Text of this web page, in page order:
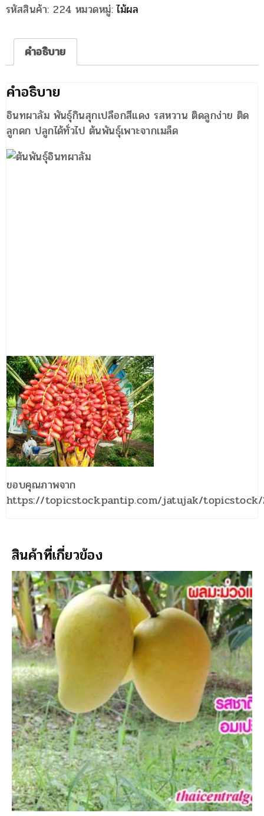
ผาลั
ชิ้น
รหัสสินค้า:224 หมวดหมู่:ไม้ผล
คำอธิบาย
คำอธิบาย
อินทผาลัม พันธุ์กินสุกเปลือกสีแดง รสหวาน ติดลูกง่าย ติด
ลูกดก ปลูกได้ทั่วไป ต้นพันธุ์เพาะจากเมล็ด
ขอบคุณภาพจาก
https://topicstock.pantip.com/jatujak/topicstock/
สินค้าที่เกี่ยวข้อง